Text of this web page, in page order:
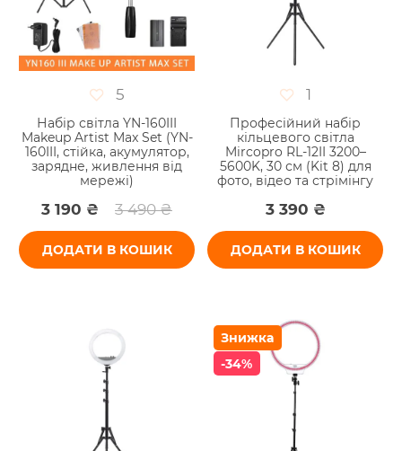
5
Набір світла YN-160III
Makeup Artist Max Set (YN-
160III, стійка, акумулятор,
зарядне, живлення від
мережі)
3 190 ₴ 3 490 ₴
ДОДАТИ В КОШИК
1
Професійний набір
кільцевого світла
Mircopro RL-12II 3200–
5600K, 30 см (Kit 8) для
фото, відео та стрімінгу
3 390 ₴
ДОДАТИ В КОШИК
Знижка
-34%